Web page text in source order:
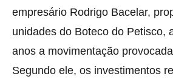
empresário Rodrigo Bacelar,
unidades do Boteco do Petisco,
anos a movimentação
Segundo ele, os investimentos